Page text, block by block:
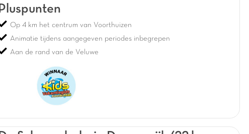
Pluspunten
Op 4 km het centrum van Voorthuizen
Animatie tijdens aangegeven periodes inbegrepen
Aan de rand van de Veluwe